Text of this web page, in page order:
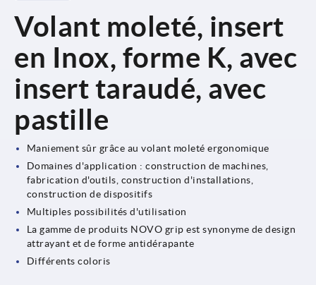
Volant moleté, insert
en Inox, forme K, avec
insert taraudé, avec
pastille
Maniement sûr grâce au volant moleté ergonomique
Domaines d'application : construction de machines,
fabrication d'outils, construction d'installations,
construction de dispositifs
Multiples possibilités d'utilisation
La gamme de produits NOVO grip est synonyme de design
attrayant et de forme antidérapante
Différents coloris